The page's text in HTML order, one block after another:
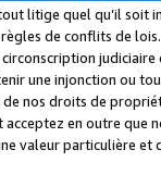
litige quel qu’il soit
de conflits de
une injonction ou
nos droits de
acceptez en outre que
valeur particulière